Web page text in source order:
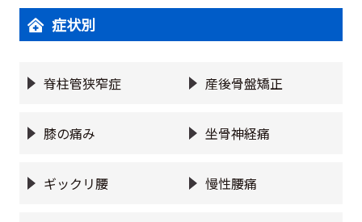
症状別
脊柱管狭窄症 産後骨盤矯正
膝の痛み 坐骨神経痛
ギックリ腰 慢性腰痛